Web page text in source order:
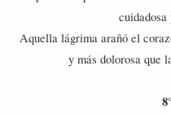
cuidadosa
Aquella lágrima arañó el
y más dolorosa que